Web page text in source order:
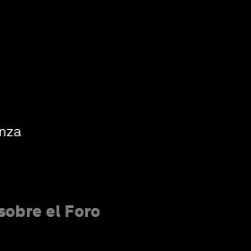
el Foro